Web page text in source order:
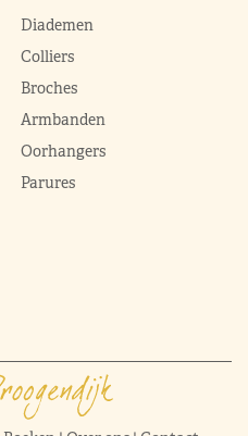
Diademen
Colliers
Broches
Armbanden
Oorhangers
Parures